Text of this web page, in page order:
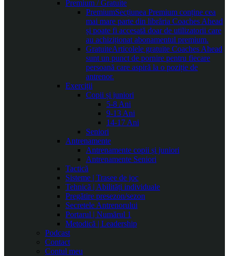
Premium / Gratuite
PremiumSecțiunea Premium conține cea
mai mare parte din librăria Coaches Ahead
și poate fi accesată doar de utilizatorii care
au achiziționat abonamentul premium.
GratuiteArticolele gratuite Coaches Ahead
sunt un punct de pornire pentru fiecare
persoană care aspiră la o poziție de
antrenor.
Exerciții
Copii și juniori
5-8 Ani
9-13 Ani
14-17 Ani
Seniori
Antrenamente
Antrenamente copii și juniori
Antrenamente Seniori
Tactică
Sisteme | Trasee de joc
Tehnică | Abilități individuale
Pregătire presezon/sezon
Secretele Antrenorului
Portarul | Numărul 1
Metodică | Leadership
Podcast
Contact
Contul meu